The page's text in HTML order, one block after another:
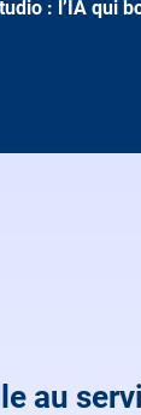
: l’IA qui
au